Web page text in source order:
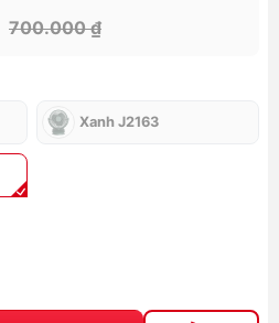
700.000 ₫
Xanh J2163